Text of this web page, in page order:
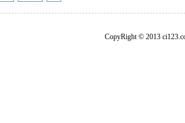
CopyRight © 2013